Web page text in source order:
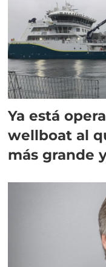
Ya está
wellboat al
más grande